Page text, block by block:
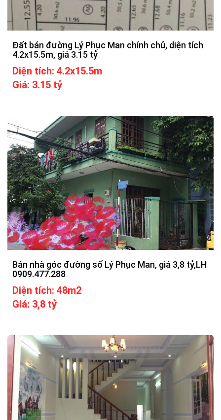
Đất bán đường Lý Phục Man chính chủ, diện tích
4.2x15.5m, giá 3.15 tỷ
Diện tích: 4.2x15.5m
Giá: 3.15 tỷ
Bán nhà góc đường số Lý Phục Man, giá 3,8 tỷ,LH
0909.477.288
Diện tích: 48m2
Giá: 3,8 tỷ